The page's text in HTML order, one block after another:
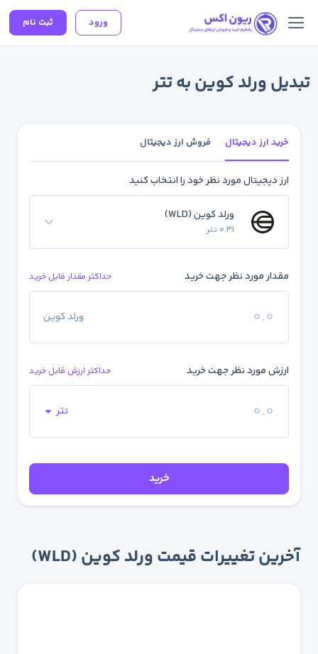
ورود ثبت نام
تبدیل ورلد کوین به تتر
خرید ارز دیجیتال فروش ارز دیجیتال
ارز دیجیتال مورد نظر خود را انتخاب کنید
ورلد کوین (WLD)
0.31 تتر
مقدار مورد نظر جهت خرید حداکثر مقدار قابل خرید
ورلد کوین
ارزش مورد نظر جهت خرید حداکثر ارزش قابل خرید
تتر
خرید
آخرین تغییرات قیمت ورلد کوین (WLD)